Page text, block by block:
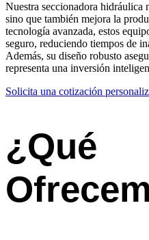
Nuestra seccionadora hidráulica
sino que también mejora la
tecnología avanzada, estos
seguro, reduciendo tiempos de
Además, su diseño robusto
representa una inversión
Solicita una cotización
¿Qué